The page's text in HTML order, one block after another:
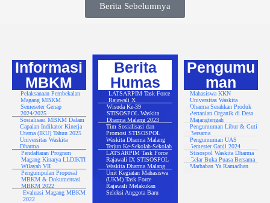
Berita Sebelumnya
Informasi
MBKM
Pelaksanaan Pembekalan
Magang MBKM
Semeseter Genap
2024/2025
Sosialisasi MBKM Dalam
Capaian Indikator Kinerja
Utama (IKU) Tahun 2025
Universitas Waskita
Dharma
Pendaftaran Program
Magang Kinarya LLDIKTI
Wilayah VII
Pengumpulan Proposal
MBKM & Dokumentasi
MBKM 2022
Evaluasi Magang MBKM
2022
Berita
Humas
LATSARPIM Task Force
Rajawali X
Wisuda Ke-39
STISOSPOL Waskita
Dharma Malang 2023
Tim Sosialisasi dan
Promosi STISOSPOL
Waskita Dharma Malang
Terjun Ke-Sekolah-Sekolah
LATSARPIM Task Force
Rajawali IX STISOSPOL
Waskita Dharma Malang
Unit Kegiatan Mahasiswa
(UKM) Task Force
Rajawali Melakukan
Seleksi Anggota Baru
Pengumu
man
Mahasiswa KKN
Universitas Waskita
Dharma Serahkan Produk
Pertanian Organik di Desa
Majangtengah
Pengumuman Libur & Cuti
Bersama
Pengumuman UAS
Semester Ganji 2024
Stisospol Waskita Dharma
Gelar Buka Puasa Bersama
Marhaban Ya Ramadhan